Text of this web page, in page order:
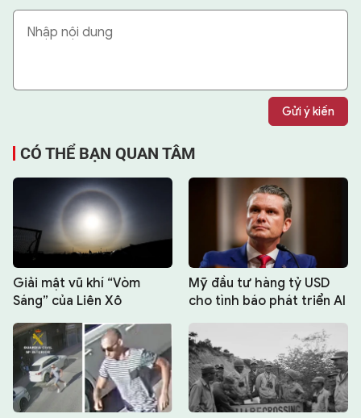
Gửi ý kiến
CÓ THỂ BẠN QUAN TÂM
Giải mật vũ khí “Vòm
Sáng” của Liên Xô
Mỹ đầu tư hàng tỷ USD
cho tình báo phát triển AI